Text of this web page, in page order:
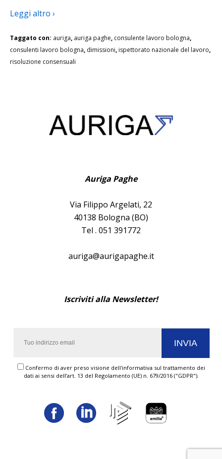
Leggi altro ›
Taggato con: auriga, auriga paghe, consulente lavoro bologna,
consulenti lavoro bologna, dimissioni, ispettorato nazionale del lavoro,
risoluzione consensuali
Auriga Paghe
Via Filippo Argelati, 22
40138 Bologna (BO)
Tel . 051 391772
auriga@aurigapaghe.it
Iscriviti alla Newsletter!
Confermo di aver preso visione dell'informativa sul trattamento dei
dati ai sensi dell’art. 13 del Regolamento (UE) n. 679/2016 ("GDPR").